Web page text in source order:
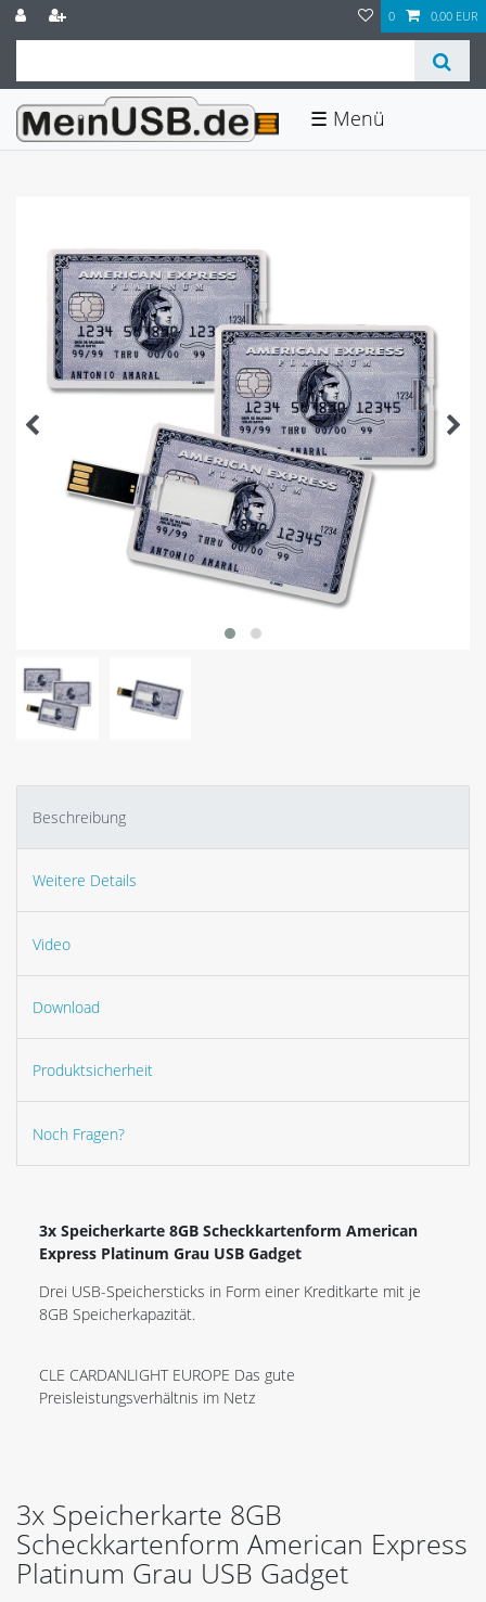
0 0,00 EUR
☰
Beschreibung
Weitere Details
Video
Download
Produktsicherheit
Noch Fragen?
3x Speicherkarte 8GB Scheckkartenform American
Express Platinum Grau USB Gadget
Drei USB-Speichersticks in Form einer Kreditkarte mit je
8GB Speicherkapazität.
CLE CARDANLIGHT EUROPE Das gute
Preisleistungsverhältnis im Netz
3x Speicherkarte 8GB
Scheckkartenform American Express
Platinum Grau USB Gadget